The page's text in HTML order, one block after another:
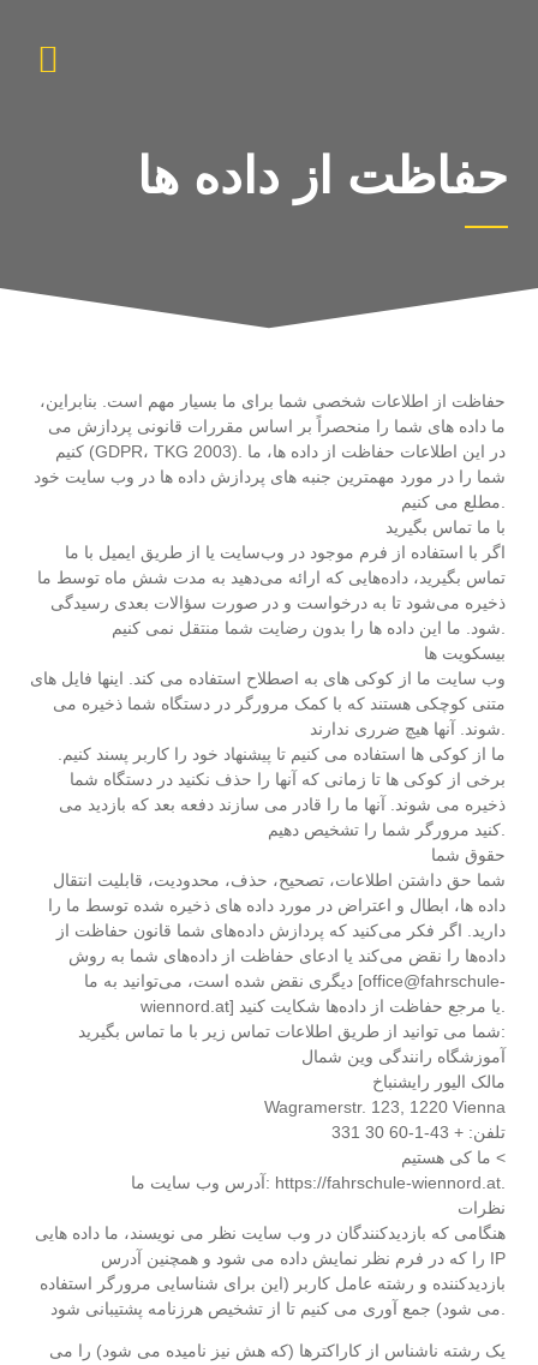
حفاظت از داده ها
حفاظت از اطلاعات شخصی شما برای ما بسیار مهم است. بنابراین،
ما داده های شما را منحصراً بر اساس مقررات قانونی پردازش می
کنیم (GDPR، TKG 2003). در این اطلاعات حفاظت از داده ها، ما
شما را در مورد مهمترین جنبه های پردازش داده ها در وب سایت خود
با ما تماس بگیرید
اگر با استفاده از فرم موجود در وب‌سایت یا از طریق ایمیل با ما
تماس بگیرید، داده‌هایی که ارائه می‌دهید به مدت شش ماه توسط ما
ذخیره می‌شود تا به درخواست و در صورت سؤالات بعدی رسیدگی
بیسکویت ها
وب سایت ما از کوکی های به اصطلاح استفاده می کند. اینها فایل های
متنی کوچکی هستند که با کمک مرورگر در دستگاه شما ذخیره می
ما از کوکی ها استفاده می کنیم تا پیشنهاد خود را کاربر پسند کنیم.
برخی از کوکی ها تا زمانی که آنها را حذف نکنید در دستگاه شما
ذخیره می شوند. آنها ما را قادر می سازند دفعه بعد که بازدید می
حقوق شما
شما حق داشتن اطلاعات، تصحیح، حذف، محدودیت، قابلیت انتقال
داده ها، ابطال و اعتراض در مورد داده های ذخیره شده توسط ما را
دارید. اگر فکر می‌کنید که پردازش داده‌های شما قانون حفاظت از
داده‌ها را نقض می‌کند یا ادعای حفاظت از داده‌های شما به روش
دیگری نقض شده است، می‌توانید به ما [office@fahrschule-
شما می توانید از طریق اطلاعات تماس زیر با ما تماس بگیرید:
آموزشگاه رانندگی وین شمال
مالک الیور رایشنباخ
Wagramerstr. 123, 1220 Vienna
تلفن: + 43-1-60 30 331
ما کی هستیم <
آدرس وب سایت ما: https://fahrschule-wiennord.at.
نظرات
هنگامی که بازدیدکنندگان در وب سایت نظر می نویسند، ما داده هایی
را که در فرم نظر نمایش داده می شود و همچنین آدرس IP
بازدیدکننده و رشته عامل کاربر (این برای شناسایی مرورگر استفاده
یک رشته ناشناس از کاراکترها (که هش نیز نامیده می شود) را می